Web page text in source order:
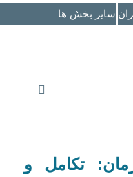
سایر بخش ها
تکامل و